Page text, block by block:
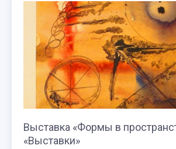
Выставка «Формы в
«Выставки»